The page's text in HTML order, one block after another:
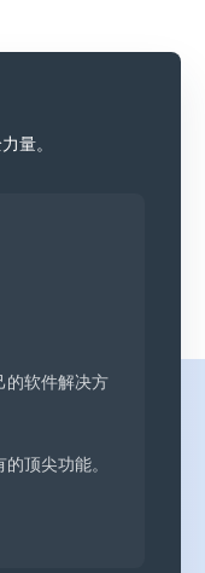
量。
的软件解决方
顶尖功能。